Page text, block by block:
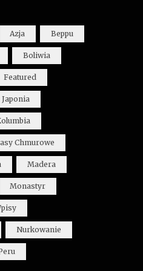
Azja Beppu
Boliwia
Featured
Japonia
Chmurowe
Madera
Monastyr
Nurkowanie